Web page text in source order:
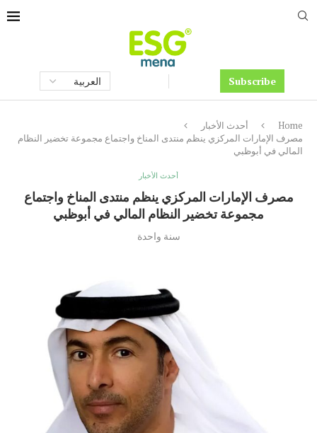
Subscribe
Home
أحدث الأخبار
مصرف الإمارات المركزي ينظم منتدى المناخ واجتماع مجموعة تخضير النظام
المالي في أبوظبي
أحدث الأخبار
مصرف الإمارات المركزي ينظم منتدى المناخ واجتماع
مجموعة تخضير النظام المالي في أبوظبي
سنة واحدة